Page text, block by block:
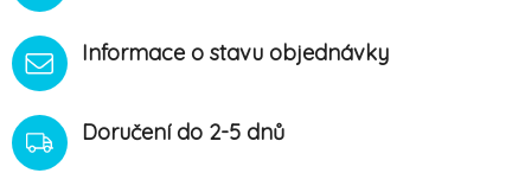
Informace o stavu objednávky
Doručení do 2-5 dnů